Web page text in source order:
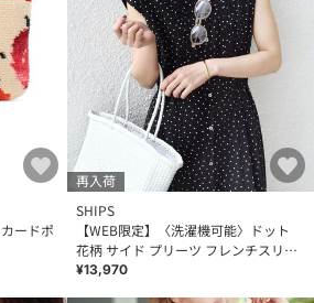
ードポ
再入荷
SHIPS
【WEB限定】〈洗濯機可能〉ドット
花柄 サイド プリーツ フレンチスリー
ブ ワンピース
¥13,970